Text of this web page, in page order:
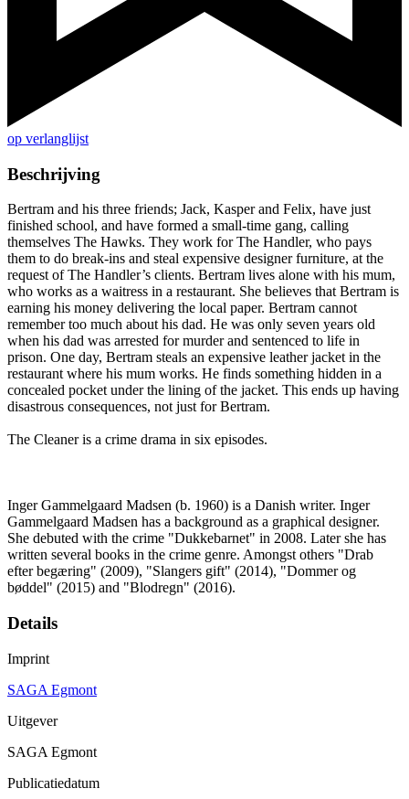
op verlanglijst
Beschrijving
Bertram and his three friends; Jack, Kasper and Felix, have just
finished school, and have formed a small-time gang, calling
themselves The Hawks. They work for The Handler, who pays
them to do break-ins and steal expensive designer furniture, at the
request of The Handler’s clients. Bertram lives alone with his mum,
who works as a waitress in a restaurant. She believes that Bertram is
earning his money delivering the local paper. Bertram cannot
remember too much about his dad. He was only seven years old
when his dad was arrested for murder and sentenced to life in
prison. One day, Bertram steals an expensive leather jacket in the
restaurant where his mum works. He finds something hidden in a
concealed pocket under the lining of the jacket. This ends up having
disastrous consequences, not just for Bertram.
The Cleaner is a crime drama in six episodes.
Inger Gammelgaard Madsen (b. 1960) is a Danish writer. Inger
Gammelgaard Madsen has a background as a graphical designer.
She debuted with the crime "Dukkebarnet" in 2008. Later she has
written several books in the crime genre. Amongst others "Drab
efter begæring" (2009), "Slangers gift" (2014), "Dommer og
bøddel" (2015) and "Blodregn" (2016).
Details
Imprint
SAGA Egmont
Uitgever
SAGA Egmont
Publicatiedatum